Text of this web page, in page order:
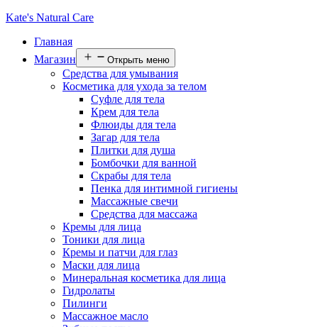
Kate's Natural Care
Главная
Магазин
Открыть меню
Средства для умывания
Косметика для ухода за телом
Суфле для тела
Крем для тела
Флюиды для тела
Загар для тела
Плитки для душа
Бомбочки для ванной
Скрабы для тела
Пенка для интимной гигиены
Массажные свечи
Средства для массажа
Кремы для лица
Тоники для лица
Кремы и патчи для глаз
Маски для лица
Минеральная косметика для лица
Гидролаты
Пилинги
Массажное масло